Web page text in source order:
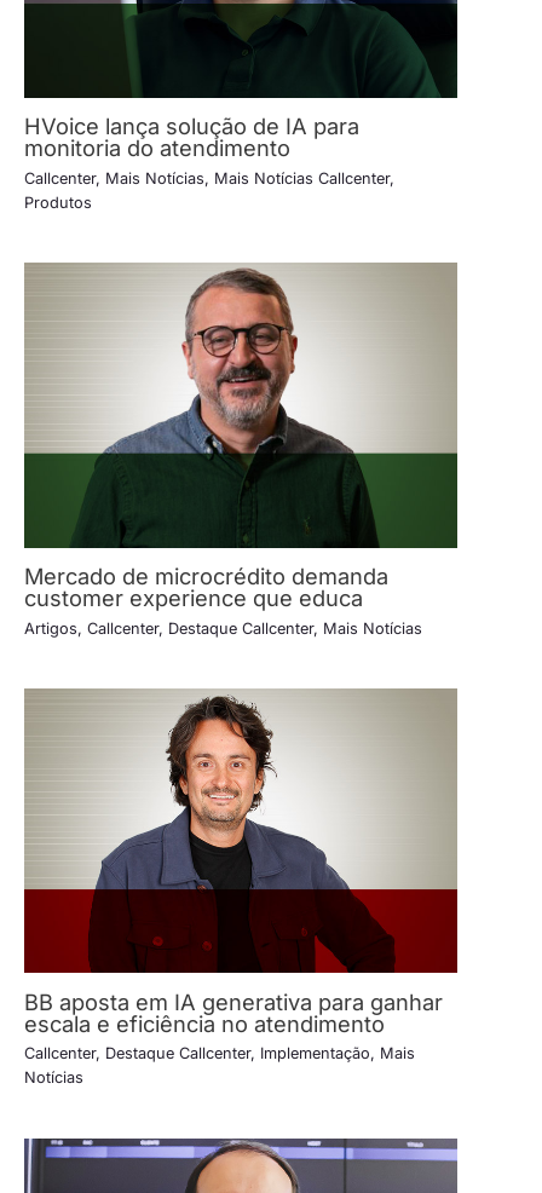
HVoice lança solução de IA para
monitoria do atendimento
Callcenter, Mais Notícias, Mais Notícias Callcenter,
Produtos
Mercado de microcrédito demanda
customer experience que educa
Artigos, Callcenter, Destaque Callcenter, Mais Notícias
BB aposta em IA generativa para ganhar
escala e eficiência no atendimento
Callcenter, Destaque Callcenter, Implementação, Mais
Notícias